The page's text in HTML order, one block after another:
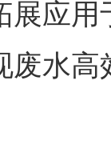
展应
废水